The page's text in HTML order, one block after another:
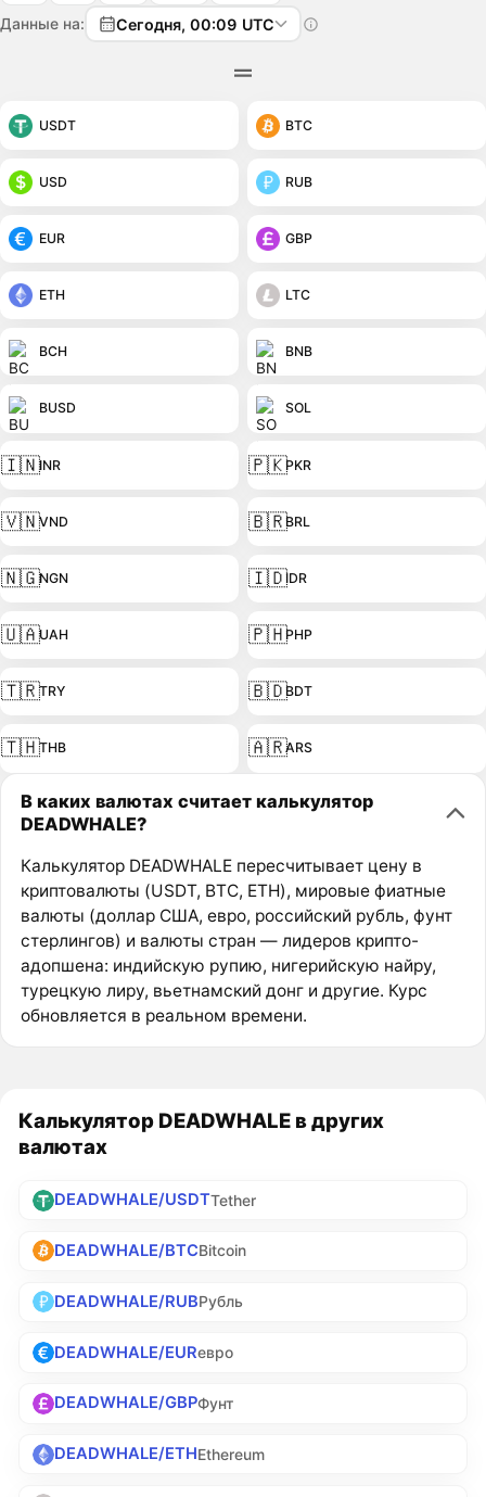
Данные на: Сегодня, 00:09 UTC
USDT BTC
USD RUB
EUR GBP
ETH LTC
BCH BNB
BUSD SOL
🇮🇳INR 🇵🇰PKR
🇻🇳VND 🇧🇷BRL
🇳🇬NGN 🇮🇩IDR
🇺🇦UAH 🇵🇭PHP
🇹🇷TRY 🇧🇩BDT
🇹🇭THB 🇦🇷ARS
В каких валютах считает калькулятор
DEADWHALE?
Калькулятор DEADWHALE пересчитывает цену в
криптовалюты (USDT, BTC, ETH), мировые фиатные
валюты (доллар США, евро, российский рубль, фунт
стерлингов) и валюты стран — лидеров крипто-
адопшена: индийскую рупию, нигерийскую найру,
турецкую лиру, вьетнамский донг и другие. Курс
обновляется в реальном времени.
Калькулятор DEADWHALE в других
валютах
DEADWHALE/USDTTether
DEADWHALE/BTCBitcoin
DEADWHALE/RUBРубль
DEADWHALE/EURевро
DEADWHALE/GBPФунт
DEADWHALE/ETHEthereum